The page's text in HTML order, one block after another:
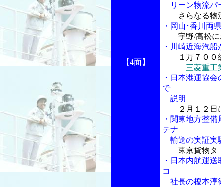
【4面】
リーン物流パ
さらなる物
・岡山･香川両
宇野/高松
・川崎近海汽
１万７０
三菱重工
・日本港運協
で
説明
２月１２
・関東地方整
テナ
輸送の実証実
東京貨物タ
・日本内航運
コ
社長の榎本淳